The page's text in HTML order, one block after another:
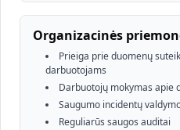
Organizacinės
Prieiga prie duomenų
darbuotojams
Darbuotojų mokymas apie
Saugumo incidentų
Reguliarūs saugos auditai